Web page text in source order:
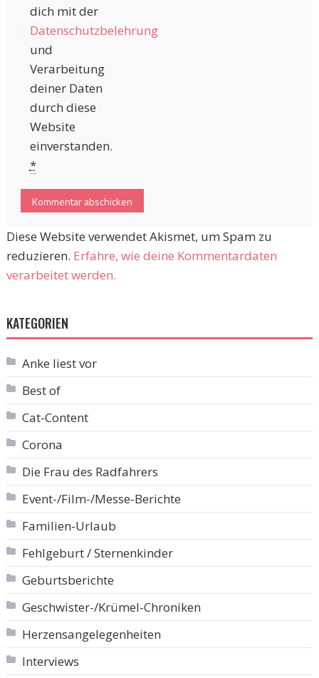
dich mit der
Datenschutzbelehrung
und
Verarbeitung
deiner Daten
durch diese
Website
einverstanden.
*
Diese Website verwendet Akismet, um Spam zu
reduzieren. Erfahre, wie deine Kommentardaten
verarbeitet werden.
KATEGORIEN
Anke liest vor
Best of
Cat-Content
Corona
Die Frau des Radfahrers
Event-/Film-/Messe-Berichte
Familien-Urlaub
Fehlgeburt / Sternenkinder
Geburtsberichte
Geschwister-/Krümel-Chroniken
Herzensangelegenheiten
Interviews